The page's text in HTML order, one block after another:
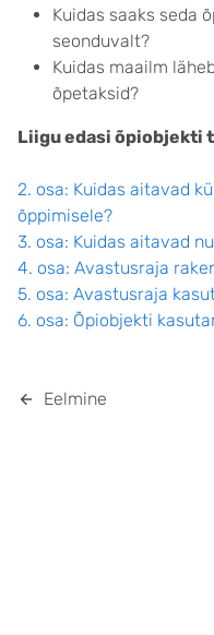
Kuidas saaks seda
seonduvalt?
Kuidas maailm
õpetaksid?
Liigu edasi õpiobjekti
2. osa: Kuidas aitavad
õppimisele?
3. osa: Kuidas aitavad
4. osa: Avastusraja
5. osa: Avastusraja
6. osa: Õpiobjekti
Eelmine